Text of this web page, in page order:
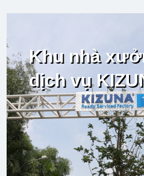
Khu nhà
dịch vụ